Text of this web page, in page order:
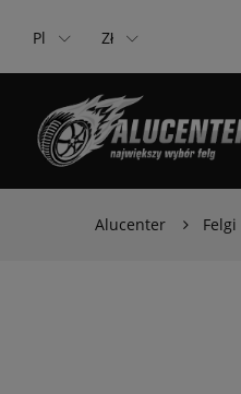
Pl Zł
Alucenter Felgi